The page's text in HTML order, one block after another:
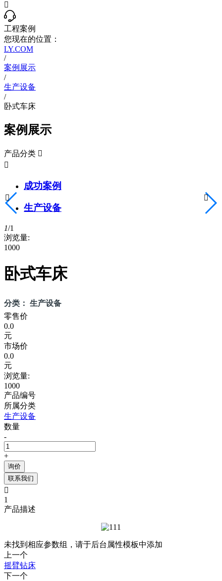

工程案例
您现在的位置：
LY.COM
/
案例展示
/
生产设备
/
卧式车床
案例展示
产品分类 

成功案例
生产设备
1/1
浏览量:
1000
卧式车床
分类： 生产设备
零售价
0.0
元
市场价
0.0
元
浏览量:
1000
产品编号
所属分类
生产设备
数量
-
+
询价
联系我们

1
产品描述
未找到相应参数组，请于后台属性模板中添加
上一个
摇臂钻床
下一个
 